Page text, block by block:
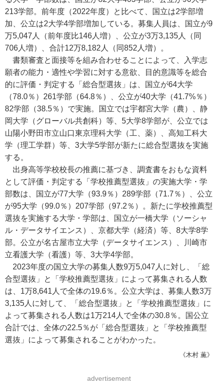
213学部。前年度（2022年度）と比べて、国立は2学部増
加、公立は2大学4学部増加している。募集人員は、国立が9
万5,047人（前年度比146人増）、公立が3万3,135人（同
706人増）、合計12万8,182人（同852人増）。
書類審査と面接等を組み合わせることによって、入学志
願者の能力・適性や学習に対する意欲、目的意識等を総合
的に評価・判定する「総合型選抜」は、国立が64大学
（78.0％）261学部（64.8％）、公立が40大学（41.7%％）
82学部（38.5％）で実施。国立では宇都宮大学（農）、静
岡大学（グローバル共創科）等、5大学8学部が、公立では
山陽小野田市立山口東京理科大学（工、薬）、高知工科大
学（理工学群）等、3大学5学部が新たに総合型選抜を実施
する。
出身高等学校校長の推薦に基づき、調査書をおもな資料
として評価・判定する「学校推薦型選抜」の実施大学・学
部数は、国立が77大学（93.9％）289学部（71.7％）、公立
が95大学（99.0％）207学部（97.2％）。新たに学校推薦型
選抜を実施する大学・学部は、国立が一橋大学（ソーシャ
ル・データサイエンス）、京都大学（経済）等、8大学8学
部。公立が名古屋市立大学（データサイエンス）、川崎市
立看護大学（看護）等、3大学4学部。
2023年度の国立大学の募集人数9万5,047人に対し、「総
合型選抜」と「学校推薦型選抜」によって募集される人数
は、1万8,641人で全体の19.6％。公立大学は、募集人数3万
3,135人に対して、「総合型選抜」と「学校推薦型選抜」に
よって募集される人数は1万214人で全体の30.8％。国公立
合計では、全体の22.5％が「総合型選抜」と「学校推薦型
選抜」によって募集されることがわかった。
《木村 薫》
advertisement